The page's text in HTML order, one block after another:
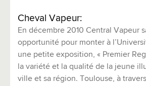
Cheval Vapeur:
En décembre 2010 Central Vapeur
opportunité pour monter à
une petite exposition, « Premier
la variété et la qualité de la jeune
ville et sa région. Toulouse, à